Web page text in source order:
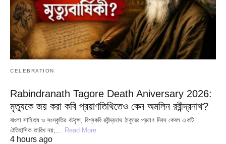
CELEBRATION
Rabindranath Tagore Death Aniversary 2026:
মৃত্যুকে জয় করা কবি প্রয়াণতিথিতেও কেন অমলিন রবীন্দ্রনাথ?
বাংলা সাহিত্য ও সংস্কৃতির বটবৃক্ষ, বিশ্বকবি রবীন্দ্রনাথ ঠাকুরের প্রয়াণ দিবস কেবল একটি
ঐতিহাসিক তারিখ নয়;… Read More
4 hours ago